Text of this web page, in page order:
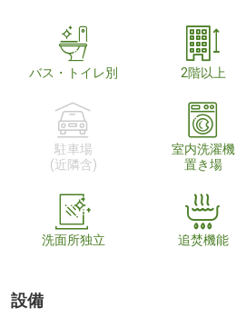
バス・トイレ別 2階以上
駐車場
(近隣含)
室内洗濯機
置き場
洗面所独立 追焚機能
設備